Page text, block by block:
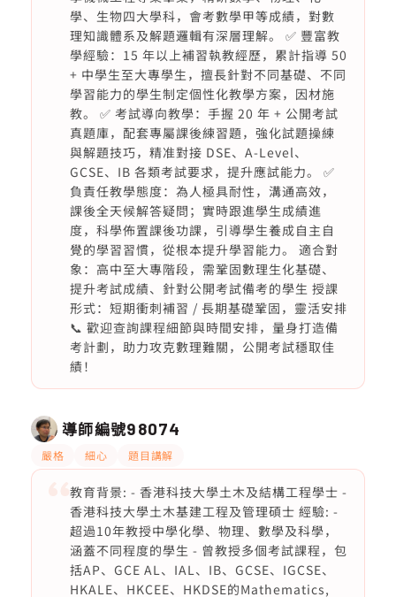
學、生物四大學科，會考數學甲等成績，對數
理知識體系及解題邏輯有深層理解。 ✅ 豐富教
學經驗：15 年以上補習執教經歷，累計指導 50
+ 中學生至大專學生，擅長針對不同基礎、不同
學習能力的學生制定個性化教學方案，因材施
教。 ✅ 考試導向教學：手握 20 年 + 公開考試
真題庫，配套專屬課後練習題，強化試題操練
與解題技巧，精准對接 DSE、A-Level、
GCSE、IB 各類考試要求，提升應試能力。 ✅
負責任教學態度：為人極具耐性，溝通高效，
課後全天候解答疑問；實時跟進學生成績進
度，科學佈置課後功課，引導學生養成自主自
覺的學習習慣，從根本提升學習能力。 適合對
象：高中至大專階段，需鞏固數理生化基礎、
提升考試成績、針對公開考試備考的學生 授課
形式：短期衝刺補習 / 長期基礎鞏固，靈活安排
📞 歡迎查詢課程細節與時間安排，量身打造備
考計劃，助力攻克數理難關，公開考試穩取佳
績！
導師編號98074
嚴格 細心 題目講解
教育背景: - 香港科技大學土木及結構工程學士 -
香港科技大學土木基建工程及管理碩士 經驗: -
超過10年教授中學化學、物理、數學及科學，
涵蓋不同程度的學生 - 曾教授多個考試課程，包
括AP、GCE AL、IAL、IB、GCSE、IGCSE、
HKALE、HKCEE、HKDSE的Mathematics,